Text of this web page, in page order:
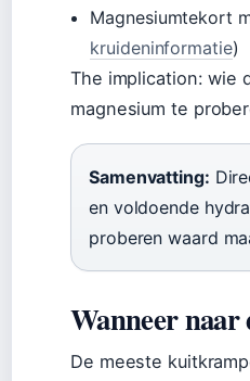
Magnesiumtekort
kruideninformatie)
The implication: wie
magnesium te
Samenvatting:
en voldoende
proberen waard
Wanneer
De meeste